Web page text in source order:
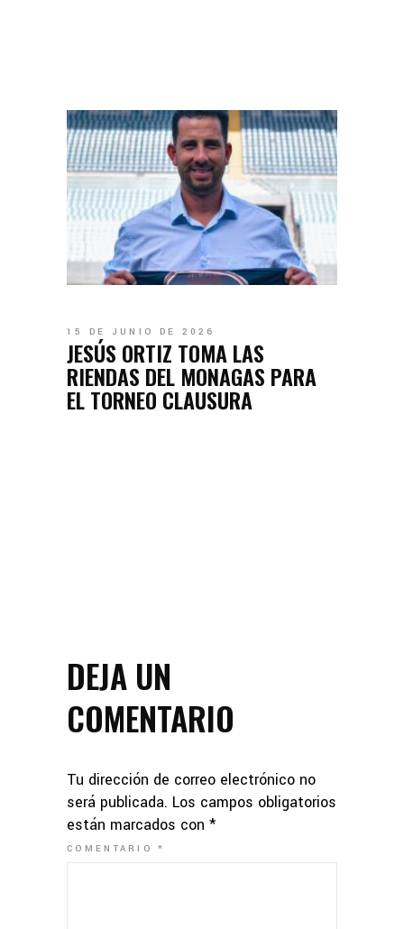
15 DE JUNIO DE 2026
JESÚS ORTIZ TOMA LAS
RIENDAS DEL MONAGAS PARA
EL TORNEO CLAUSURA
DEJA UN
COMENTARIO
Tu dirección de correo electrónico no
será publicada. Los campos obligatorios
están marcados con *
COMENTARIO*